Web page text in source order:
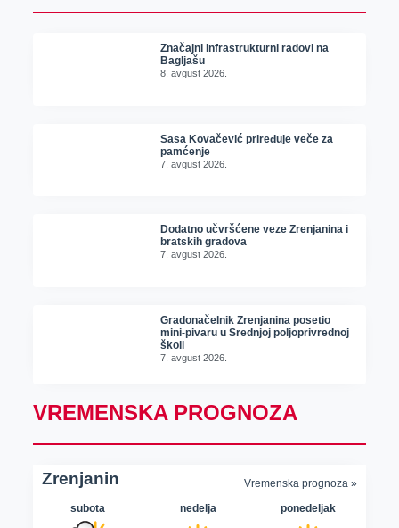
Značajni infrastrukturni radovi na
Bagljašu
8. avgust 2026.
Sasa Kovačević priređuje veče za
pamćenje
7. avgust 2026.
Dodatno učvršćene veze Zrenjanina i
bratskih gradova
7. avgust 2026.
Gradonačelnik Zrenjanina posetio
mini-pivaru u Srednjoj poljoprivrednoj
školi
7. avgust 2026.
VREMENSKA PROGNOZA